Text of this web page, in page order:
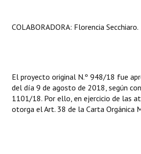
COLABORADORA: Florencia Secchiaro.
El proyecto original N.º 948/18 fue
del día 9 de agosto de 2018, según
1101/18. Por ello, en ejercicio de las
otorga el Art. 38 de la Carta Orgánica